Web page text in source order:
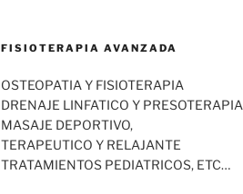
FISIOTERAPIA AVANZADA
OSTEOPATIA Y FISIOTERAPIA
DRENAJE LINFATICO Y PRESOTERAPIA
MASAJE DEPORTIVO,
TERAPEUTICO Y RELAJANTE
TRATAMIENTOS PEDIATRICOS, ETC…